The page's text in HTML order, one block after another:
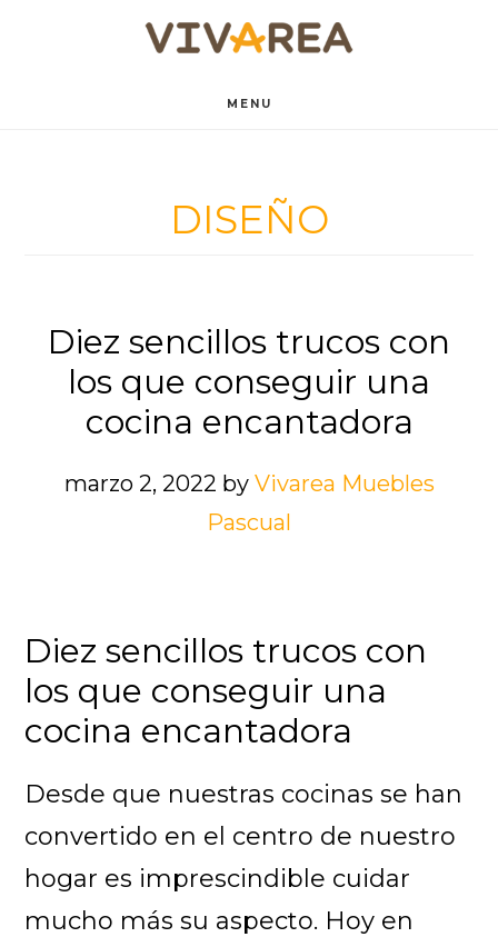
MENU
DISEÑO
Diez sencillos trucos con
los que conseguir una
cocina encantadora
marzo 2, 2022 by Vivarea Muebles
Pascual
Diez sencillos trucos con
los que conseguir una
cocina encantadora
Desde que nuestras cocinas se han
convertido en el centro de nuestro
hogar es imprescindible cuidar
mucho más su aspecto. Hoy en